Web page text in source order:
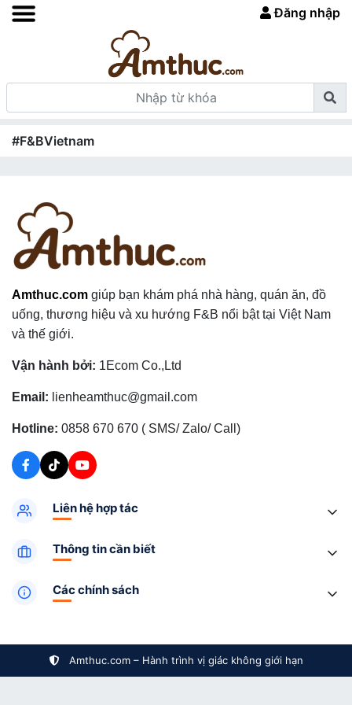
Đăng nhập
#F&BVietnam
Amthuc.com giúp bạn khám phá nhà hàng, quán ăn, đồ
uống, thương hiệu và xu hướng F&B nổi bật tại Việt Nam
và thế giới.
Vận hành bởi: 1Ecom Co.,Ltd
Email: lienheamthuc@gmail.com
Hotline: 0858 670 670 ( SMS/ Zalo/ Call)
Liên hệ hợp tác
Thông tin cần biết
Các chính sách
Amthuc.com – Hành trình vị giác không giới hạn